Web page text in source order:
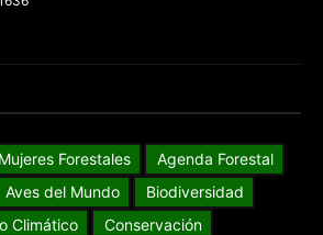
Forestales
Agenda Forestal
Aves del Mundo
Biodiversidad
Climático
Conservación